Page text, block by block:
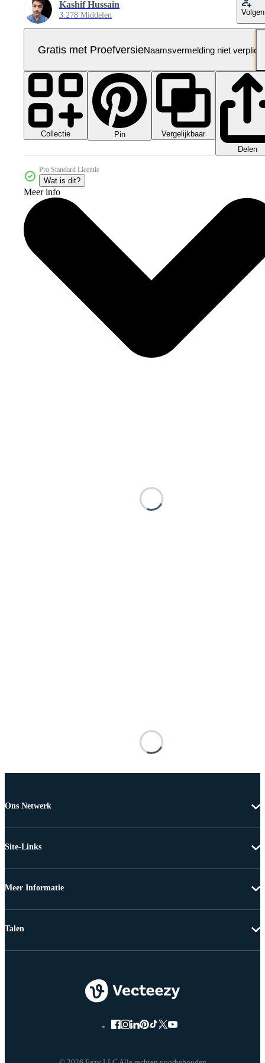
Kashif Hussain
3.278 Middelen Volgen
Gratis met ProefversieNaamsvermelding niet verplicht
Collectie Pin
Vergelijkbaar
Delen
Pro Standard Licentie
Wat is dit?
Meer info
Ons Netwerk
Site-Links
Meer Informatie
Talen